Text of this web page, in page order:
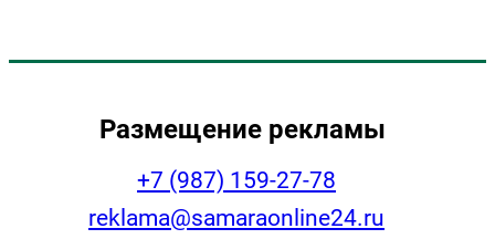
Размещение рекламы
+7 (987) 159-27-78
reklama@samaraonline24.ru